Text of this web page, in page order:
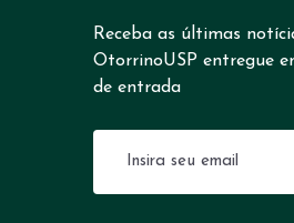
Receba as últimas
OtorrinoUSP entregue
de entrada